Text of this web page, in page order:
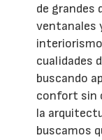
de grandes
ventanales
cualidades
buscando
confort sin
la
buscamos